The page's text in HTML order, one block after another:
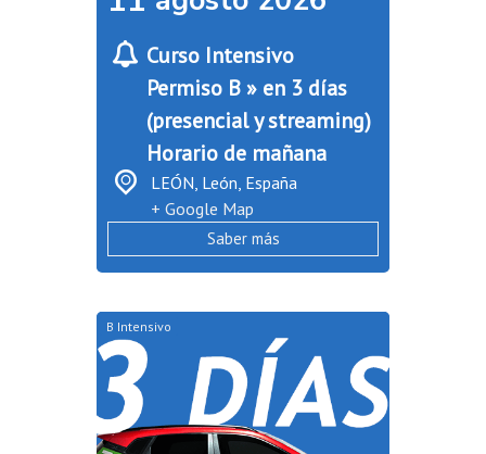
Curso Intensivo
Permiso B » en 3 días
(presencial y streaming)
Horario de mañana
LEÓN, León España
+ Google Map
Saber más
B Intensivo